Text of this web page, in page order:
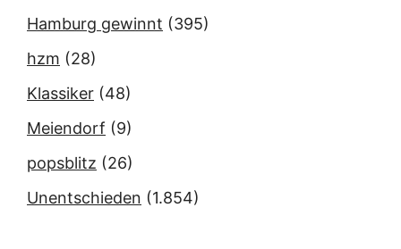
Hamburg gewinnt (395)
hzm (28)
Klassiker (48)
Meiendorf (9)
popsblitz (26)
Unentschieden (1.854)